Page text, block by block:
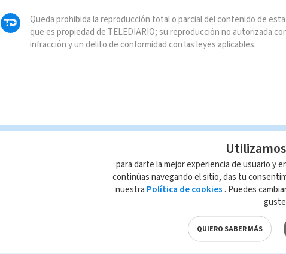
Queda prohibida la reproducción total o parcial del contenido de
que es propiedad de TELEDIARIO; su reproducción no autorizada
infracción y un delito de conformidad con las leyes aplicables.
para darte la mejor experiencia de usuario y
continúas navegando el sitio, das tu
nuestra Política de cookies . Puedes
QUIERO SABER MÁS